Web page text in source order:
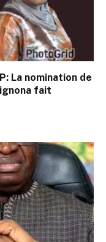
La nomination de
fait